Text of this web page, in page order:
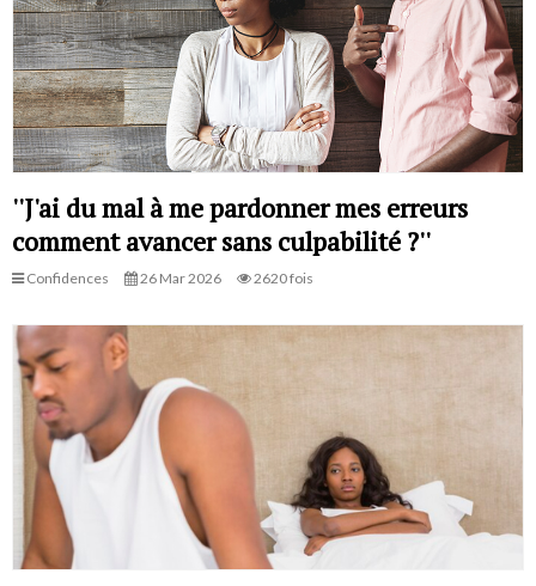
''J'ai du mal à me pardonner mes erreurs
comment avancer sans culpabilité ?''
Confidences 26 Mar 2026 2620 fois